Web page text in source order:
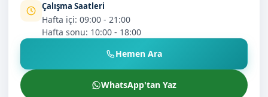
Çalışma Saatleri
Hafta içi: 09:00 - 21:00
Hafta sonu: 10:00 - 18:00
Hemen Ara
WhatsApp'tan Yaz